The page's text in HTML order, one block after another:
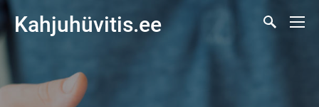
Kahjuhüvitis.ee